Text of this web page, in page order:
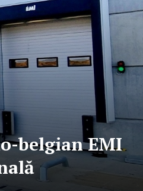
belgian EMI